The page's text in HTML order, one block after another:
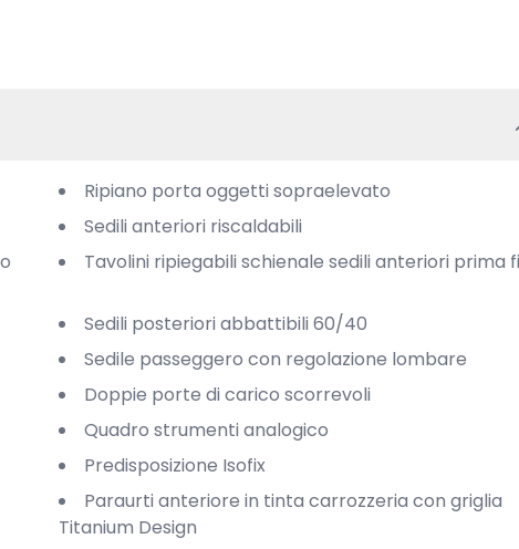
Ripiano porta oggetti sopraelevato
Sedili anteriori riscaldabili
Tavolini ripiegabili schienale sedili anteriori prima
Sedili posteriori abbattibili 60/40
Sedile passeggero con regolazione lombare
Doppie porte di carico scorrevoli
Quadro strumenti analogico
Predisposizione Isofix
Paraurti anteriore in tinta carrozzeria con griglia
Titanium Design